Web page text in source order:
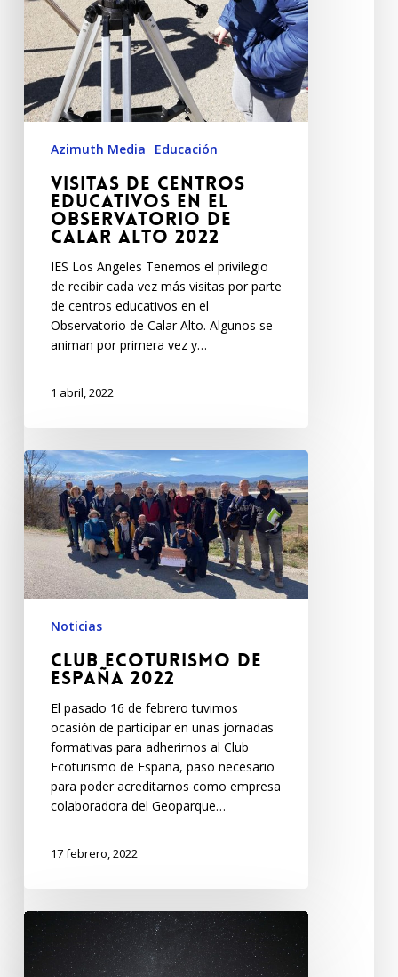
Azimuth Media Educación
Visitas de Centros
Educativos en el
Observatorio de
Calar Alto 2022
IES Los Angeles Tenemos el privilegio
de recibir cada vez más visitas por parte
de centros educativos en el
Observatorio de Calar Alto. Algunos se
animan por primera vez y…
1 abril, 2022
Noticias
Club Ecoturismo de
España 2022
El pasado 16 de febrero tuvimos
ocasión de participar en unas jornadas
formativas para adherirnos al Club
Ecoturismo de España, paso necesario
para poder acreditarnos como empresa
colaboradora del Geoparque…
17 febrero, 2022